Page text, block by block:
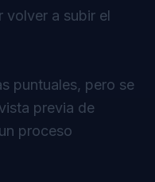
volver a subir el
puntuales, pero se
previa de
proceso